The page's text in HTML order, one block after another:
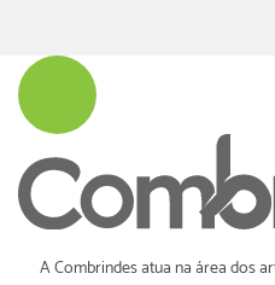
A Combrindes atua na área dos